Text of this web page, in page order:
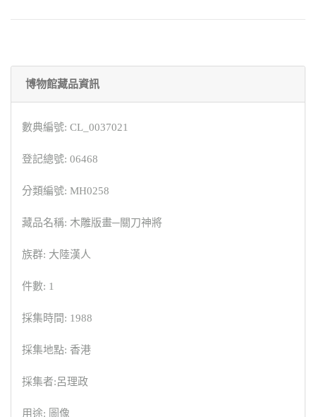
博物館藏品資訊
數典編號: CL_0037021
登記總號: 06468
分類編號: MH0258
藏品名稱: 木雕版畫─關刀神將
族群: 大陸漢人
件數: 1
採集時間: 1988
採集地點: 香港
採集者:呂理政
用途: 圖像